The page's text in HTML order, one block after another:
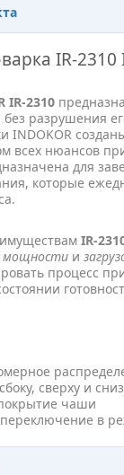
IR-2310
IR-2310
разрушения
INDOKOR
всех нюансов
для
которые
IR-
мощности и
процесс
сверху и
чаши
в